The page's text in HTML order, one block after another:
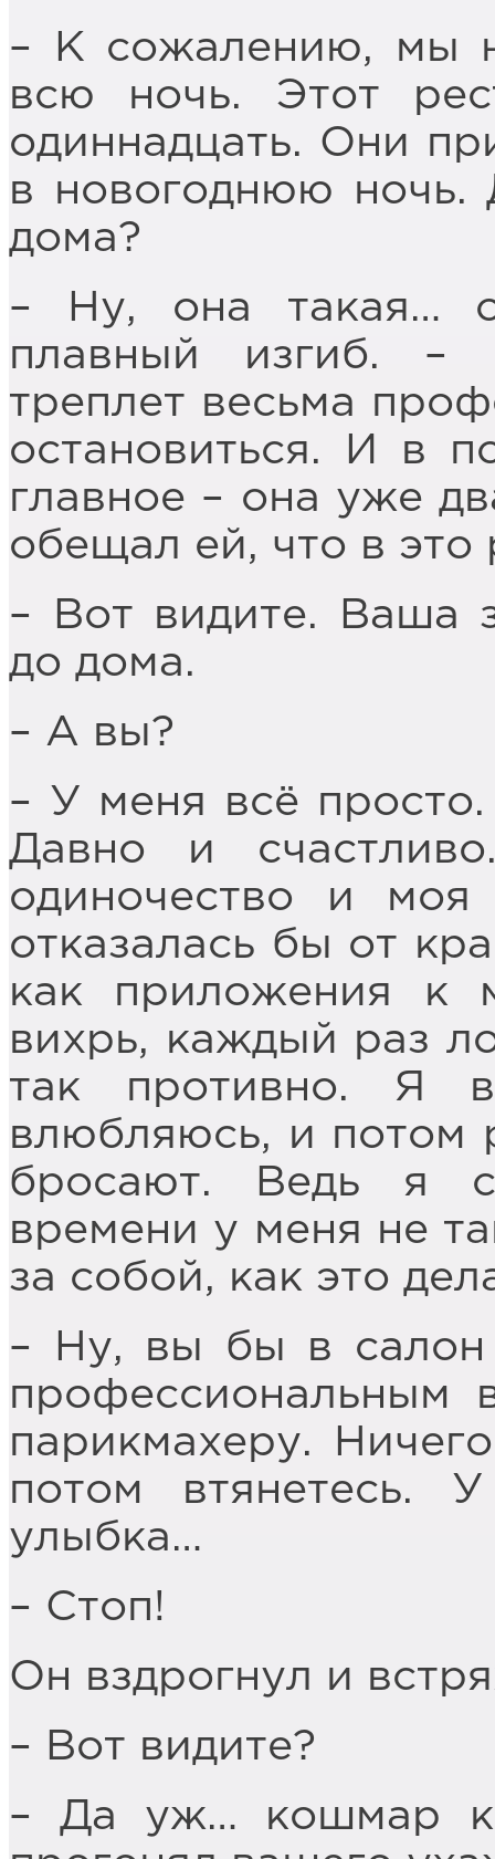
– К сожалению, мы
всю ночь. Этот
одиннадцать. Они
в новогоднюю ночь.
дома?
– Ну, она такая…
плавный изгиб.
треплет весьма
остановиться. И в
главное – она уже
обещал ей, что в это
– Вот видите. Ваша
до дома.
– А вы?
– У меня всё
Давно и
одиночество и
отказалась бы от
как приложения к
вихрь, каждый раз
так противно. Я
влюбляюсь, и потом
бросают. Ведь я
времени у меня не
за собой, как это
– Ну, вы бы в салон
профессиональным
парикмахеру.
потом втянетесь.
улыбка…
– Стоп!
Он вздрогнул и
– Вот видите?
– Да уж… кошмар